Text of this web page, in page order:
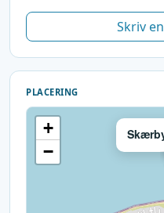
Skriv
PLACERING
+
−